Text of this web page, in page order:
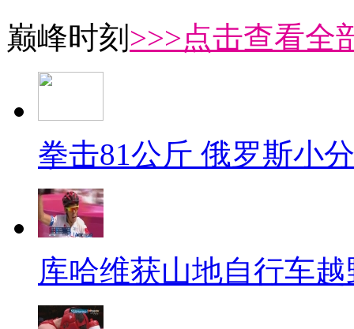
巅峰时刻 >>>点击查看全
拳击81公斤 俄罗斯小
库哈维获山地自行车